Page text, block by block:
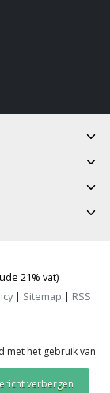
21% vat)
| Sitemap | RSS
met het gebruik van
verbergen